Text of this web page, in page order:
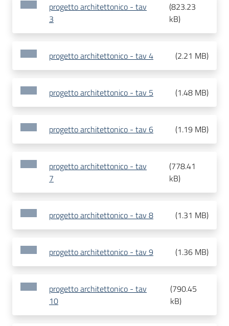
progetto architettonico - tav
3
(823.23
kB)
progetto architettonico - tav 4 (2.21 MB)
progetto architettonico - tav 5 (1.48 MB)
progetto architettonico - tav 6 (1.19 MB)
progetto architettonico - tav
7
(778.41
kB)
progetto architettonico - tav 8 (1.31 MB)
progetto architettonico - tav 9 (1.36 MB)
progetto architettonico - tav
10
(790.45
kB)